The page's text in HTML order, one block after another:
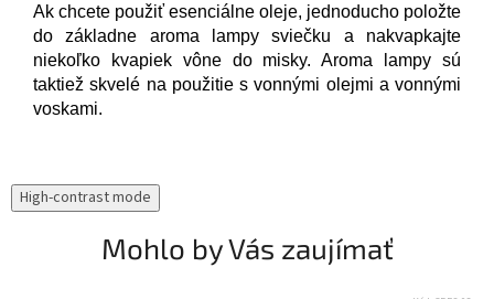
Ak chcete použiť esenciálne oleje, jednoducho položte
do základne aroma lampy sviečku a nakvapkajte
niekoľko kvapiek vône do misky. Aroma lampy sú
taktiež skvelé na použitie s vonnými olejmi a vonnými
voskami.
High-contrast mode
Mohlo by Vás zaujímať